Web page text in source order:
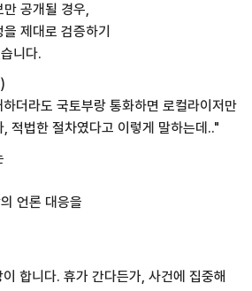
공개될 경우,
제대로 검증하기
니다.
더라도 국토부랑 통화하면 로컬라이저만
적법한 절차였다고 이렇게 말하는데.."
언론 대응을
합니다. 휴가 간다든가, 사건에 집중해